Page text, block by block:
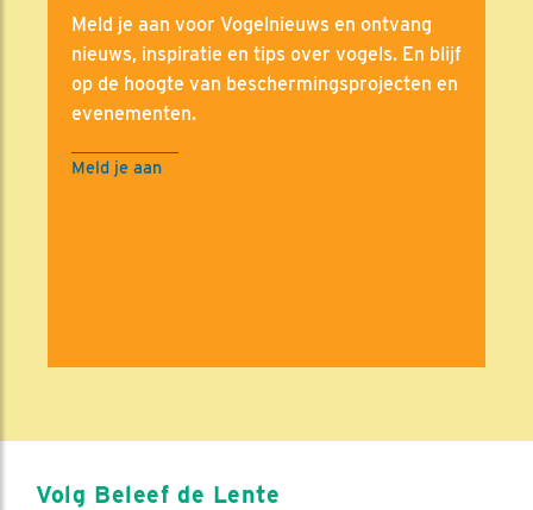
Meld je aan voor Vogelnieuws en ontvang
nieuws, inspiratie en tips over vogels. En blijf
op de hoogte van beschermingsprojecten en
evenementen.
Meld je aan
Volg Beleef de Lente